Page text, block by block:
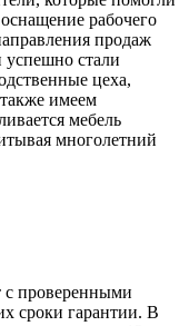
рабочего
продаж
успешно стали
цеха,
имеем
мебель
многолетний
проверенными
сроки гарантии. В